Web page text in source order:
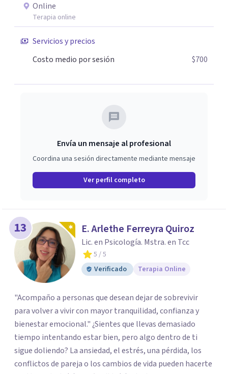
Online
Terapia online
Servicios y precios
Costo medio por sesión
$700
Envía un mensaje al profesional
Coordina una sesión directamente mediante mensaje
Ver perfil completo
13 E. Arlethe Ferreyra Quiroz
Lic. en Psicología. Mstra. en Tcc
5 / 5
Verificado
Terapia Online
"Acompaño a personas que desean dejar de sobrevivir
para volver a vivir con mayor tranquilidad, confianza y
bienestar emocional." ¿Sientes que llevas demasiado
tiempo intentando estar bien, pero algo dentro de ti
sigue doliendo? La ansiedad, el estrés, una pérdida, los
conflictos de pareja o los cambios de vida pueden hacerte